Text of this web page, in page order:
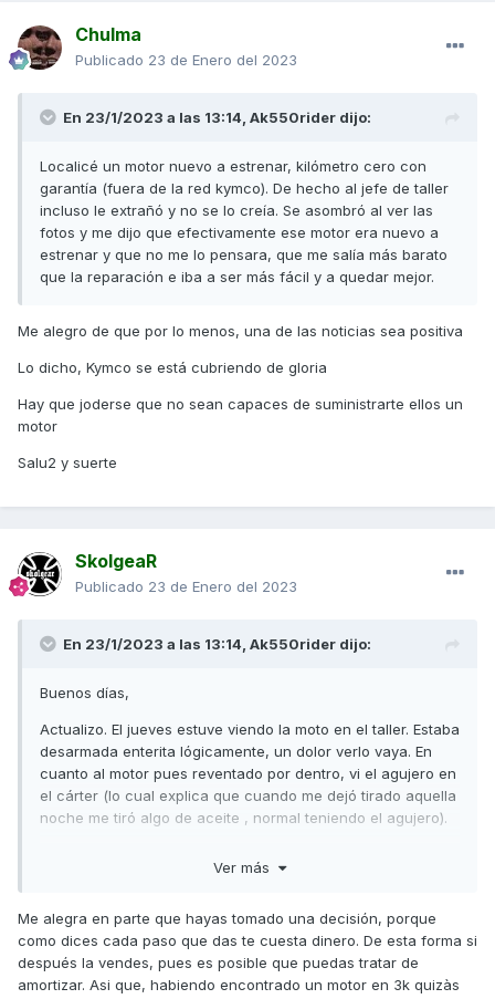
Chulma
Publicado 23 de Enero del 2023
En 23/1/2023 a las 13:14, Ak550rider dijo:
Localicé un motor nuevo a estrenar, kilómetro cero con
garantía (fuera de la red kymco). De hecho al jefe de taller
incluso le extrañó y no se lo creía. Se asombró al ver las
fotos y me dijo que efectivamente ese motor era nuevo a
estrenar y que no me lo pensara, que me salía más barato
que la reparación e iba a ser más fácil y a quedar mejor.
Me alegro de que por lo menos, una de las noticias sea positiva
Lo dicho, Kymco se está cubriendo de gloria
Hay que joderse que no sean capaces de suministrarte ellos un
motor
Salu2 y suerte
SkolgeaR
Publicado 23 de Enero del 2023
En 23/1/2023 a las 13:14, Ak550rider dijo:
Buenos días,
Actualizo. El jueves estuve viendo la moto en el taller. Estaba
desarmada enterita lógicamente, un dolor verlo vaya. En
cuanto al motor pues reventado por dentro, vi el agujero en
el cárter (lo cual explica que cuando me dejó tirado aquella
noche me tiró algo de aceite , normal teniendo el agujero).
ha faltado lubricación y a la otra no. Me han dicho que es
como este que han tenido (y ya habían cambiado y
reparado motores en garantía en su momento). Dicen que
es la primera vez que se lía tanto destrozo.
Ver más
Me alegra en parte que hayas tomado una decisión, porque
como dices cada paso que das te cuesta dinero. De esta forma si
después la vendes, pues es posible que puedas tratar de
amortizar. Asi que, habiendo encontrado un motor en 3k quizàs